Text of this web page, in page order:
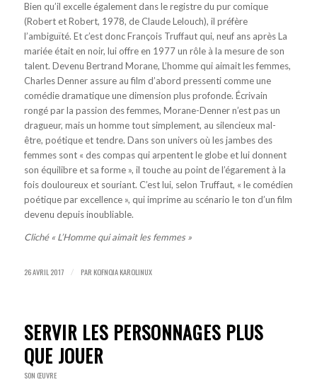
Bien qu’il excelle également dans le registre du pur comique
(Robert et Robert, 1978, de Claude Lelouch), il préfère
l’ambiguïté. Et c’est donc François Truffaut qui, neuf ans après La
mariée était en noir, lui offre en 1977 un rôle à la mesure de son
talent. Devenu Bertrand Morane, L’homme qui aimait les femmes,
Charles Denner assure au film d’abord pressenti comme une
comédie dramatique une dimension plus profonde. Écrivain
rongé par la passion des femmes, Morane-Denner n’est pas un
dragueur, mais un homme tout simplement, au silencieux mal-
être, poétique et tendre. Dans son univers où les jambes des
femmes sont « des compas qui arpentent le globe et lui donnent
son équilibre et sa forme », il touche au point de l’égarement à la
fois douloureux et souriant. C’est lui, selon Truffaut, « le comédien
poétique par excellence », qui imprime au scénario le ton d’un film
devenu depuis inoubliable.
Cliché « L’Homme qui aimait les femmes »
26 AVRIL 2017 / PAR KOFNOJA KAROLINUX
SERVIR LES PERSONNAGES PLUS
QUE JOUER
SON ŒUVRE